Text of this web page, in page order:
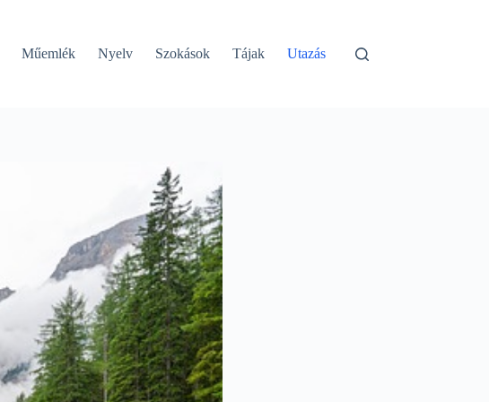
Műemlék Nyelv Szokások Tájak Utazás